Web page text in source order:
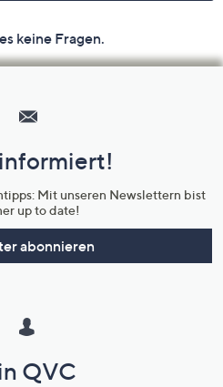
Mit unseren Newslettern bist
up to date!
abonnieren
QVC